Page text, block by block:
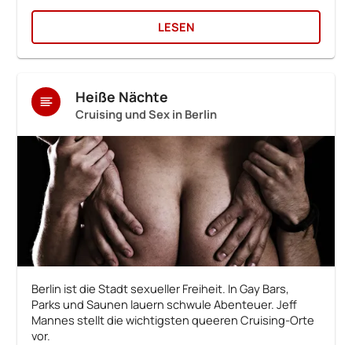
LESEN
Heiße Nächte
Cruising und Sex in Berlin
Berlin ist die Stadt sexueller Freiheit. In Gay Bars,
Parks und Saunen lauern schwule Abenteuer. Jeff
Mannes stellt die wichtigsten queeren Cruising-Orte
vor.